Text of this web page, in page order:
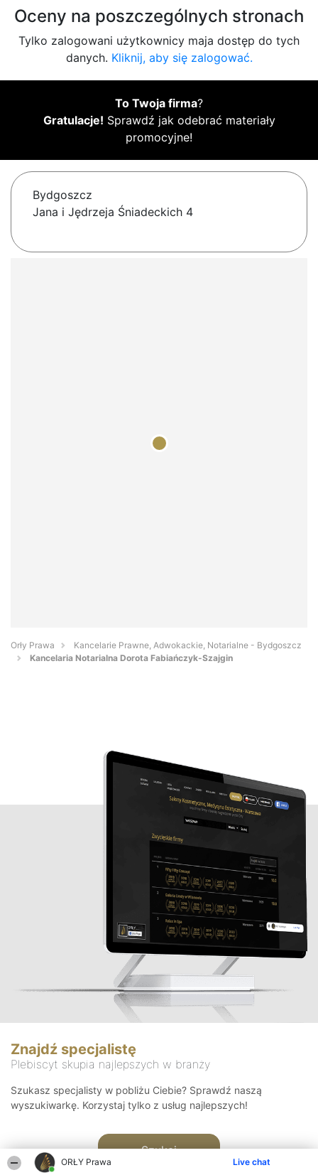
ORŁY Prawa Live chat
Oceny na poszczególnych stronach
Tylko zalogowani użytkownicy maja dostęp do tych
danych. Kliknij, aby się zalogować.
To Twoja firma?
Gratulacje! Sprawdź jak odebrać materiały
promocyjne!
Bydgoszcz
Jana i Jędrzeja Śniadeckich 4
Orły Prawa
Kancelarie Prawne, Adwokackie, Notarialne - Bydgoszcz
Kancelaria Notarialna Dorota Fabiańczyk-Szajgin
Znajdź specjalistę
Plebiscyt skupia najlepszych w branży
Szukasz specjalisty w pobliżu Ciebie? Sprawdź naszą
wyszukiwarkę. Korzystaj tylko z usług najlepszych!
Szukaj